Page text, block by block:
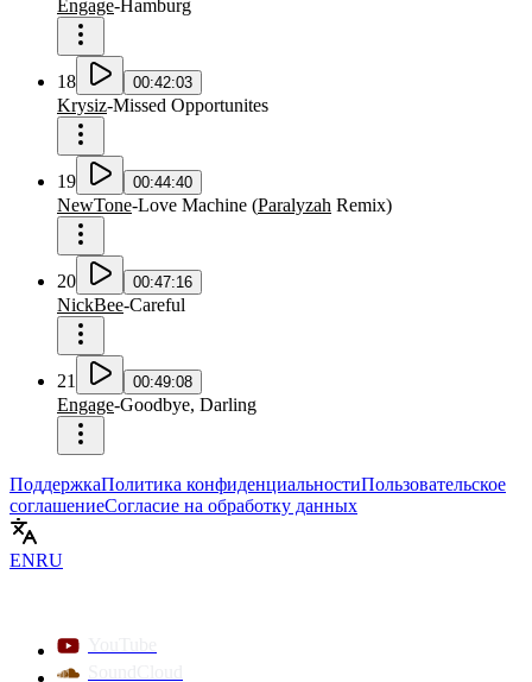
Engage-Hamburg
18 00:42:03
Krysiz-Missed Opportunites
19 00:44:40
NewTone-Love Machine (Paralyzah Remix)
20 00:47:16
NickBee-Careful
21 00:49:08
Engage-Goodbye, Darling
ПоддержкаПолитика конфиденциальностиПользовательское
соглашениеСогласие на обработку данных
ENRU